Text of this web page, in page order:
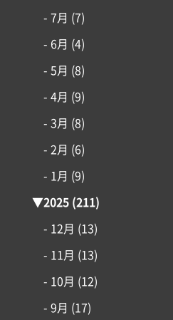
施工事例
はじめての家づくり
アイフルホームについて
リフォーム・リノベー
インフォメーション
- 7月 (7)
- 6月 (4)
- 5月 (8)
- 4月 (9)
- 3月 (8)
- 2月 (6)
- 1月 (9)
▼2025(211)
- 12月 (13)
- 11月 (13)
- 10月 (12)
- 9月 (17)